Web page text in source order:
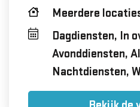
Meerdere
Dagdiensten, In
Avonddiensten,
Nachtdiensten,